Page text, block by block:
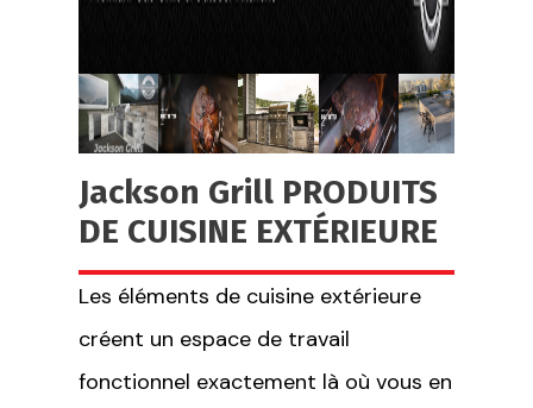
Jackson Grill PRODUITS
DE CUISINE EXTÉRIEURE
Les éléments de cuisine extérieure
créent un espace de travail
fonctionnel exactement là où vous en